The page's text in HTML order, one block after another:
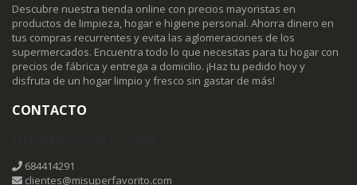
Descubre nuestra tienda online con precios mayoristas en
productos de limpieza, hogar e higiene personal. Ahorra dinero en
tus compras recurrentes y evita las aglomeraciones de los
supermercados. Encuentra todo lo que necesitas para tu hogar con
precios de fábrica y entrega a domicilio. ¡Haz tu pedido hoy y
disfruta de un hogar limpio y fresco sin gastar de más!
CONTACTO
684414291
clientes@misuperfavorito.com